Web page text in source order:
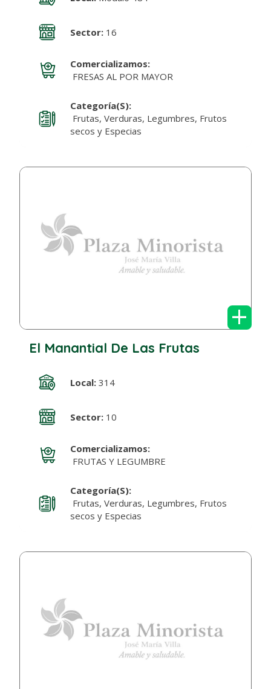
Sector:16
Comercializamos:
FRESAS AL POR MAYOR
Categoría(s):
Frutas, Verduras, Legumbres, Frutos
secos y Especias
+
El Manantial De Las Frutas
Local:314
Sector:10
Comercializamos:
FRUTAS Y LEGUMBRE
Categoría(s):
Frutas, Verduras, Legumbres, Frutos
secos y Especias